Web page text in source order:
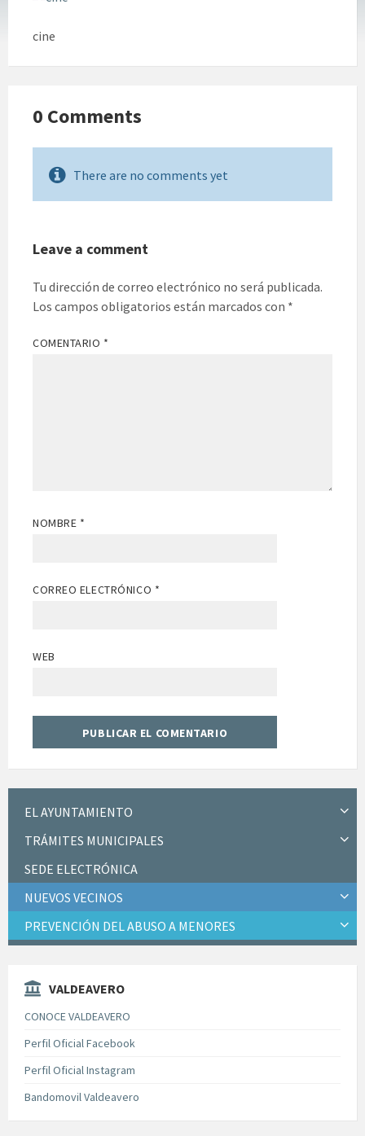
cine
0 Comments
There are no comments yet
Leave a comment
Tu dirección de correo electrónico no será publicada.
Los campos obligatorios están marcados con *
COMENTARIO *
NOMBRE *
CORREO ELECTRÓNICO *
WEB
EL AYUNTAMIENTO
TRÁMITES MUNICIPALES
SEDE ELECTRÓNICA
NUEVOS VECINOS
PREVENCIÓN DEL ABUSO A MENORES
VALDEAVERO
CONOCE VALDEAVERO
Perfil Oficial Facebook
Perfil Oficial Instagram
Bandomovil Valdeavero